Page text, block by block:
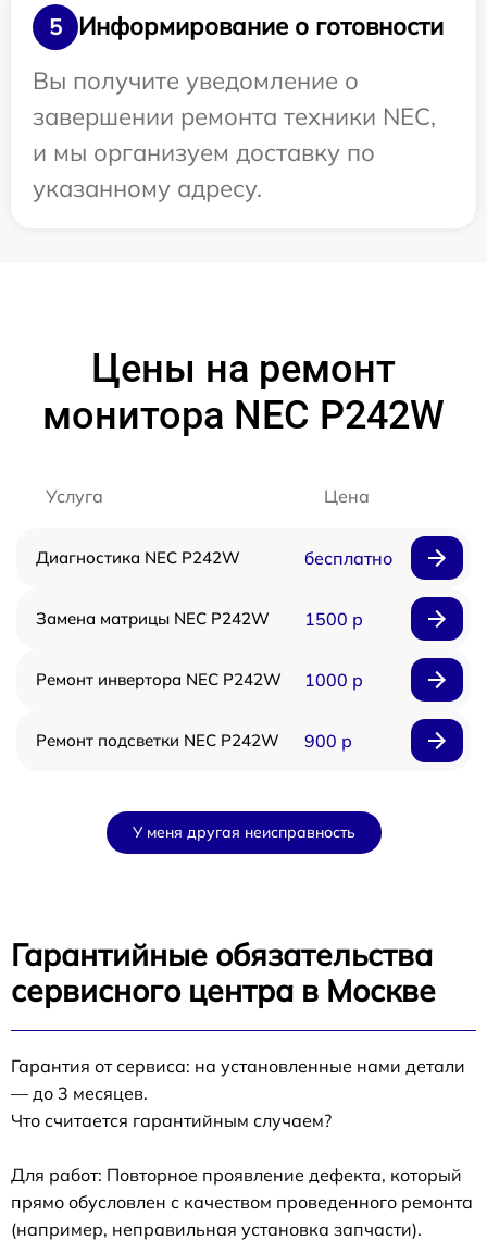
5
Информирование о готовности
Вы получите уведомление о
завершении ремонта техники NEC,
и мы организуем доставку по
указанному адресу.
Цены на ремонт
монитора NEC P242W
Услуга Цена
Диагностика NEC P242W бесплатно
Замена матрицы NEC P242W 1500 р
Ремонт инвертора NEC P242W 1000 р
Ремонт подсветки NEC P242W 900 р
У меня другая неисправность
Гарантийные обязательства
сервисного центра в Москве
Гарантия от сервиса: на установленные нами детали
— до 3 месяцев.
Что считается гарантийным случаем?
Для работ: Повторное проявление дефекта, который
прямо обусловлен с качеством проведенного ремонта
(например, неправильная установка запчасти).